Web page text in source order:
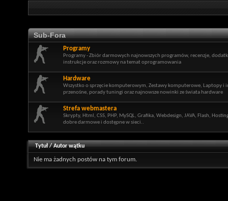
Sub-Fora
Programy
Programy - Zbiór darmowych najnowszych programów, recenzje,
instrukcje oraz rozmowy na temat oprogramowania
Hardware
Wszystko o sprzęcie komputerowym, Zestawy komputerowe, Laptopy i
przenośne, porady tuningi oraz najnowsze nowinki ze świata hardware
Strefa webmastera
Skrypty, Html, CSS, PHP, MySQL, Grafika, Webdesign, JAVA, Flash,
dobre darmowe i dostępne w sieci..
Tytuł/Autor wątku
Nie ma żadnych postów na tym forum.